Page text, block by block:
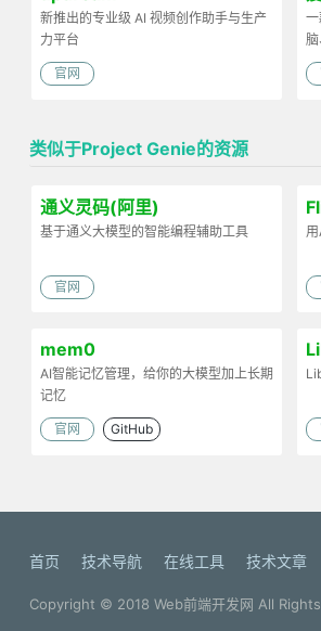
新推出的专业级 AI 视频创作助手与生产
力平台
官网
类似于Project Genie的资源
通义灵码(阿里)
基于通义大模型的智能编程辅助工具
官网
mem0
AI智能记忆管理，给你的大模型加上长期
记忆
官网 GitHub
首页 技术导航 在线工具 技术文章
Copyright © 2018 Web前端开发网 All